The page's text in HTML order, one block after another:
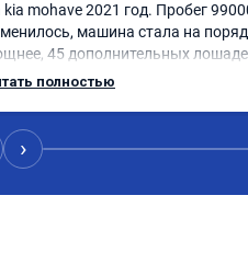
kia mohave 2021 год. Пробег
машина стала на
45 дополнительных
чувствуется и
город, уже три дня катаюсь,
Коробка перестала
полностью
›